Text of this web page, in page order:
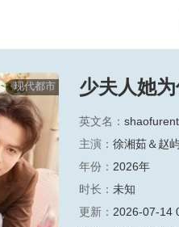
现代都市 少夫人她
英文名：
主演： 徐湘茹＆赵
年份： 2026年
时长： 未知
更新： 2026-07-14